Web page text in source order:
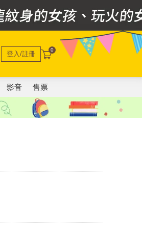
登入/註冊 0
影音 售票